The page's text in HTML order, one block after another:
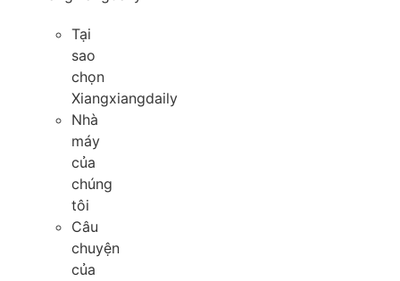
Tại
sao
chọn
Xiangxiangdaily
Nhà
máy
của
chúng
tôi
Câu
chuyện
của